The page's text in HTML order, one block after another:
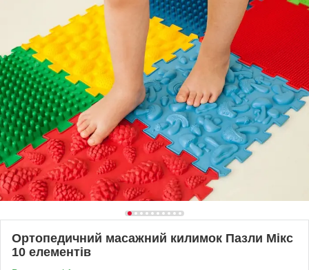
Ортопедичний масажний килимок Пазли Мікс
10 елементів